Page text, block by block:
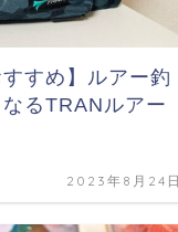
すめ】ルアー釣
るTRANルアー
2023年8月24日